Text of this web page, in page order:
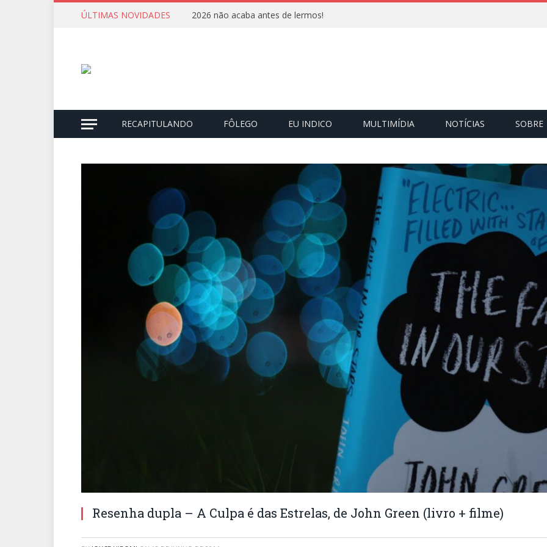
ÚLTIMAS NOVIDADES 2026 não acaba antes de lermos!
RECAPITULANDO FÔLEGO EU INDICO MULTIMÍDIA NOTÍCIAS SOBRE
Resenha dupla – A Culpa é das Estrelas, de John Green (livro + filme)